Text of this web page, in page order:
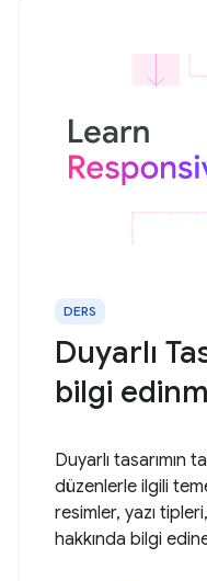
DERS
Duyarlı
bilgi
Duyarlı tasarımın
düzenlerle ilgili
resimler, yazı
hakkında bilgi